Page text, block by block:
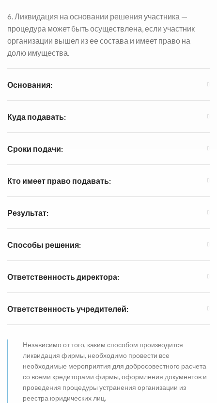
6. Ликвидация на основании решения участника —
процедура может быть осуществлена, если участник
организации вышел из ее состава и имеет право на
долю имущества.
Основания:
Куда подавать:
Сроки подачи:
Кто имеет право подавать:
Результат:
Способы решения:
Ответственность директора:
Ответственность учредителей:
Независимо от того, каким способом производится
ликвидация фирмы, необходимо провести все
необходимые мероприятия для добросовестного расчета
со всеми кредиторами фирмы, оформления документов и
проведения процедуры устранения организации из
реестра юридических лиц.